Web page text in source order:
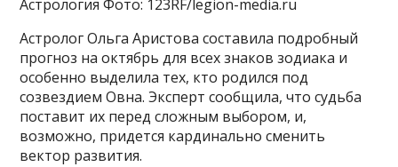
Астрология Фото: 123RF/legion-media.ru
Астролог Ольга Аристова составила подробный
прогноз на октябрь для всех знаков зодиака и
особенно выделила тех, кто родился под
созвездием Овна. Эксперт сообщила, что судьба
поставит их перед сложным выбором, и,
возможно, придется кардинально сменить
вектор развития.